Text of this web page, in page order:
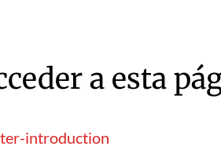
a esta
introduction